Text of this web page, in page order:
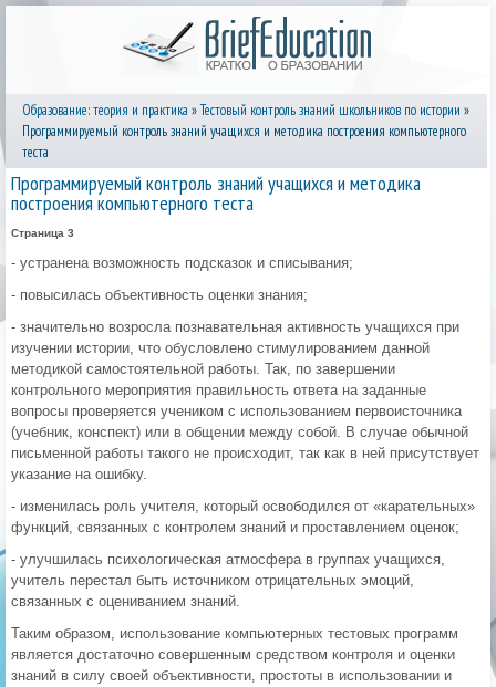
Образование: теория и практика »Тестовый контроль знаний школьников по истории »
Программируемый контроль знаний учащихся и методика построения компьютерного
теста
Программируемый контроль знаний учащихся и методика
построения компьютерного теста
Страница 3
- устранена возможность подсказок и списывания;
- повысилась объективность оценки знания;
- значительно возросла познавательная активность учащихся при
изучении истории, что обусловлено стимулированием данной
методикой самостоятельной работы. Так, по завершении
контрольного мероприятия правильность ответа на заданные
вопросы проверяется учеником с использованием первоисточника
(учебник, конспект) или в общении между собой. В случае обычной
письменной работы такого не происходит, так как в ней присутствует
указание на ошибку.
- изменилась роль учителя, который освободился от «карательных»
функций, связанных с контролем знаний и проставлением оценок;
- улучшилась психологическая атмосфера в группах учащихся,
учитель перестал быть источником отрицательных эмоций,
связанных с оцениванием знаний.
Таким образом, использование компьютерных тестовых программ
является достаточно совершенным средством контроля и оценки
знаний в силу своей объективности, простоты в использовании и